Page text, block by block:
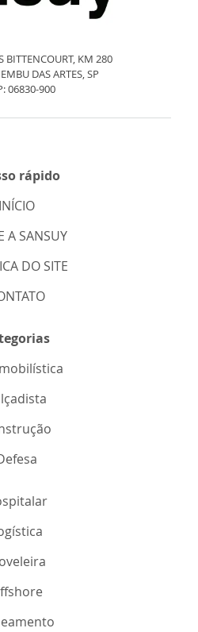
BITTENCOURT, KM 280
DAS ARTES, SP
06830-900
rápido
INÍCIO
A SANSUY
DO SITE